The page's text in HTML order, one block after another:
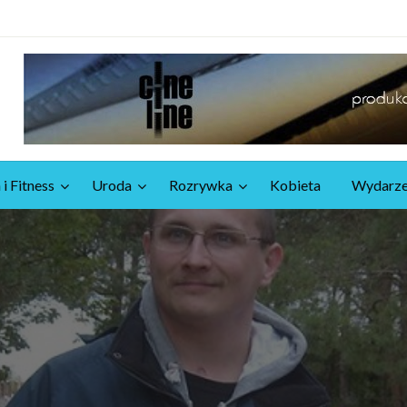
Fitness Uroda Rozrywka Kobieta